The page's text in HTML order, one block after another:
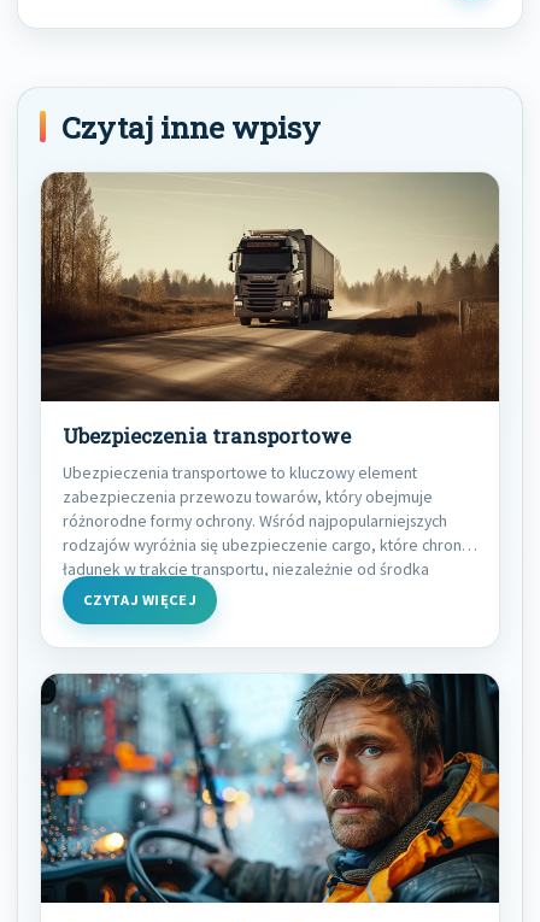
Post
Czytaj inne wpisy
Ubezpieczenia transportowe
Ubezpieczenia transportowe to kluczowy element
zabezpieczenia przewozu towarów, który obejmuje
różnorodne formy ochrony. Wśród najpopularniejszych
rodzajów wyróżnia się ubezpieczenie cargo, które chroni
ładunek w trakcie transportu, niezależnie od środka
transportu.
CZYTAJ WIĘCEJ